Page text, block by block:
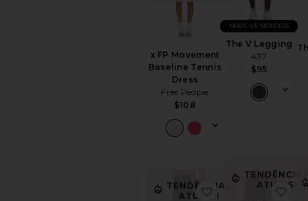
x FP Movement
Baseline Tennis
Dress
Free People
$108
The V Legging
437
$95
MAIS VENDIDOS
TENDÊNCIAS
ATUAIS!favoritoSammy
TENDÊNCIAS
ATUAIS!